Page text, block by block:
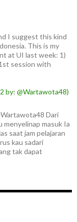
I suggest this kind
This is my
at UI last week: 1)
session with
by: @Wartawota48)
Dari
masuk Ia
saat jam pelajaran
kau sadari
tak dapat